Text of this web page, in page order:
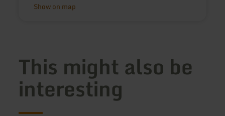
Show on map
This might also be
interesting